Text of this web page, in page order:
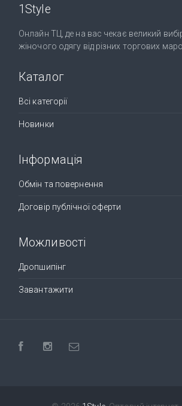
1Style
Онлайн ТЦ, де на вас чекає великий
жіночого одягу від різних торгових
Каталог
Всі категорії
Новинки
Інформація
Обмін та повернення
Договір публічної оферти
Можливості
Дропшипінг
Завантажити